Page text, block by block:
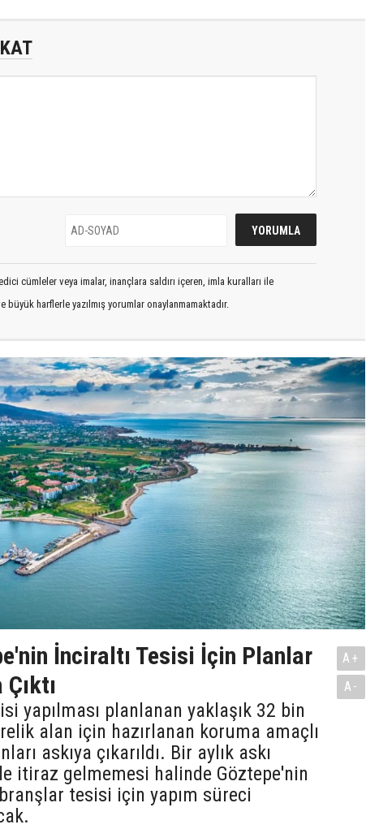
cümleler veya imalar, inançlara saldırı içeren, imla kuralları ile
büyük harflerle yazılmış yorumlar onaylanmamaktadır.
İnciraltı Tesisi İçin Planlar
yapılması planlanan yaklaşık 32 bin
alan için hazırlanan koruma amaçlı
askıya çıkarıldı. Bir aylık askı
itiraz gelmemesi halinde Göztepe'nin
tesisi için yapım süreci
A+
A-